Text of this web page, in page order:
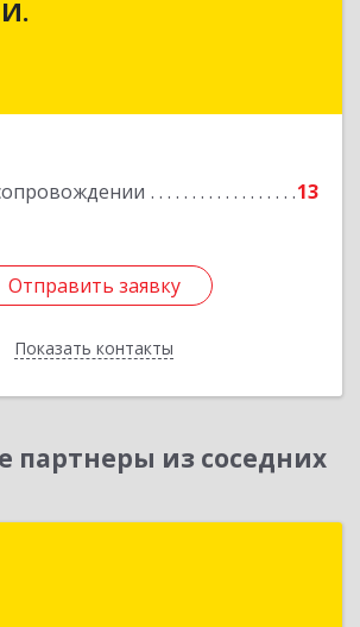
13
Отправить заявку
Показать контакты
Отправить заявку
Назад
из соседних